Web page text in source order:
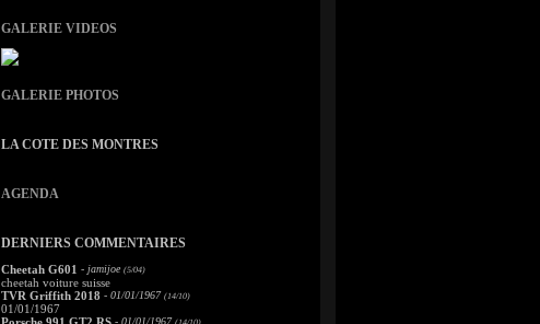
GALERIE VIDEOS
GALERIE PHOTOS
LA COTE DES MONTRES
AGENDA
DERNIERS COMMENTAIRES
Cheetah G601 - jamijoe (5/04)
cheetah voiture suisse
TVR Griffith 2018 - 01/01/1967 (14/10)
01/01/1967
- 01/01/1967